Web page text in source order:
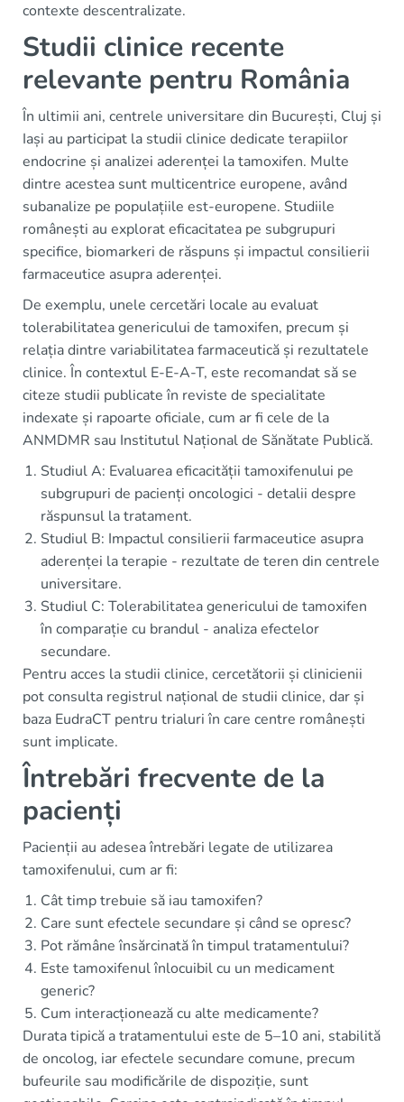
contexte descentralizate.
Studii clinice recente
relevante pentru România
În ultimii ani, centrele universitare din București, Cluj și
Iași au participat la studii clinice dedicate terapiilor
endocrine și analizei aderenței la tamoxifen. Multe
dintre acestea sunt multicentrice europene, având
subanalize pe populațiile est-europene. Studiile
românești au explorat eficacitatea pe subgrupuri
specifice, biomarkeri de răspuns și impactul consilierii
farmaceutice asupra aderenței.
De exemplu, unele cercetări locale au evaluat
tolerabilitatea genericului de tamoxifen, precum și
relația dintre variabilitatea farmaceutică și rezultatele
clinice. În contextul E-E-A-T, este recomandat să se
citeze studii publicate în reviste de specialitate
indexate și rapoarte oficiale, cum ar fi cele de la
ANMDMR sau Institutul Național de Sănătate Publică.
Studiul A: Evaluarea eficacității tamoxifenului pe
subgrupuri de pacienți oncologici - detalii despre
răspunsul la tratament.
Studiul B: Impactul consilierii farmaceutice asupra
aderenței la terapie - rezultate de teren din centrele
universitare.
Studiul C: Tolerabilitatea genericului de tamoxifen
în comparație cu brandul - analiza efectelor
secundare.
Pentru acces la studii clinice, cercetătorii și clinicienii
pot consulta registrul național de studii clinice, dar și
baza EudraCT pentru trialuri în care centre românești
sunt implicate.
Întrebări frecvente de la
pacienți
Pacienții au adesea întrebări legate de utilizarea
tamoxifenului, cum ar fi:
Cât timp trebuie să iau tamoxifen?
Care sunt efectele secundare și când se opresc?
Pot rămâne însărcinată în timpul tratamentului?
Este tamoxifenul înlocuibil cu un medicament
generic?
Cum interacționează cu alte medicamente?
Durata tipică a tratamentului este de 5–10 ani, stabilită
de oncolog, iar efectele secundare comune, precum
bufeurile sau modificările de dispoziție, sunt